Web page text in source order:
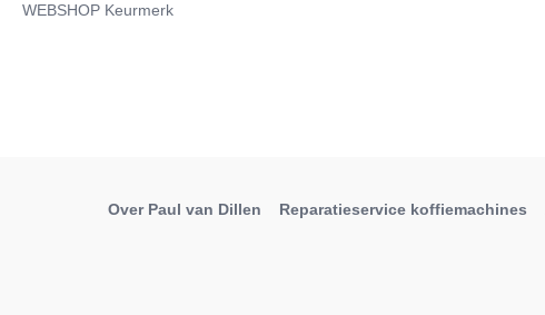
WEBSHOP Keurmerk
Over Paul van Dillen Reparatieservice koffiemachines